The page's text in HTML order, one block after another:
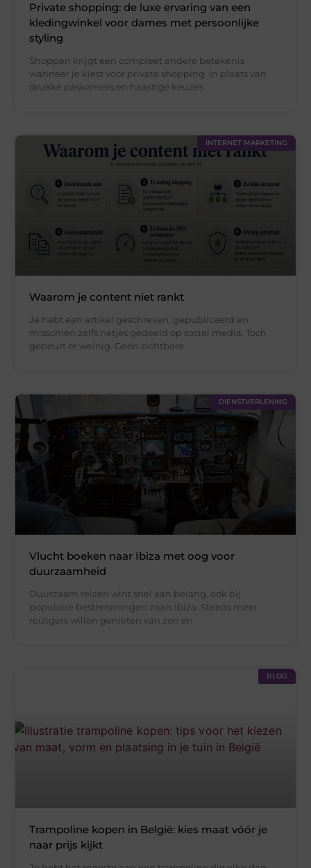
Private shopping: de luxe ervaring van een
kledingwinkel voor dames met persoonlijke
styling
Shoppen krijgt een compleet andere betekenis
wanneer je kiest voor private shopping. In plaats van
drukke paskamers en haastige keuzes
INTERNET MARKETING
Waarom je content niet rankt
Je hebt een artikel geschreven, gepubliceerd en
misschien zelfs netjes gedeeld op social media. Toch
gebeurt er weinig. Geen zichtbare
DIENSTVERLENING
Vlucht boeken naar Ibiza met oog voor
duurzaamheid
Duurzaam reizen wint snel aan belang, ook bij
populaire bestemmingen zoals Ibiza. Steeds meer
reizigers willen genieten van zon en
BLOG
Trampoline kopen in België: kies maat vóór je
naar prijs kijkt